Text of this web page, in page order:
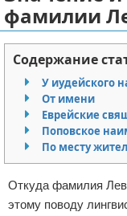
Автомобили
Знаменитости
Политика
Природа
Философия
Поиск
О проекте
Контакты
Сотрудничество
Размещение
Для
фамилии
Содержание
У иудейского
От имени
Еврейские
Поповское
По месту
Откуда фамилия
этому поводу